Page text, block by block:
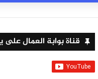
قناة بوابة العمال على